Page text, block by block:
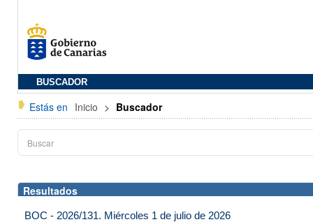
BUSCADOR
Estás en Inicio > Buscador
Resultados
BOC - 2026/131. Miércoles 1 de julio de 2026